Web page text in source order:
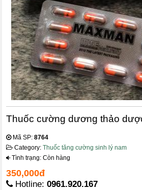
Thuốc cường dương thảo
Mã SP:8764
Category:Thuốc tăng cường sinh lý nam
Tình trạng: Còn hàng
350,000đ
Hotline:0961.920.167